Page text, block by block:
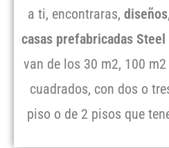
a ti, encontraras, diseños,
casas prefabricadas Steel
van de los 30 m2, 100
cuadrados, con dos o
piso o de 2 pisos que